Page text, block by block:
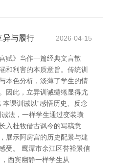
异与履行 2026-04-15
赋》当作一篇经典文言散
和利害的本质意旨。传统训
本色分析，淡薄了学生的情
因此，立异训诫缱绻显得尤
课训诫以“感悟历史、反念
法，一样学生通过变装璜
入杜牧借古讽今的写稿意
展示阿房宫的历史配景与建
受。 鹰潭市余江区誉裕景信
西宾幽静一样学生从